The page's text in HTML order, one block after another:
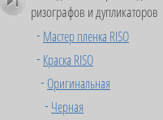
ризографов и дупликаторов
Мастер пленка RISO
Краска RISO
Оригинальная
Черная